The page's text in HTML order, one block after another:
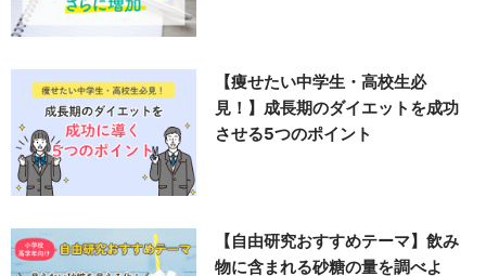
【痩せたい中学生・高校生必
見！】成長期のダイエットを成功
させる5つのポイント
【自由研究おすすめテーマ】飲み
物に含まれる砂糖の量を調べよ